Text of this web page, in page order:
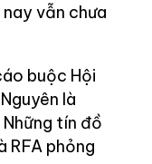
vẫn chưa
buộc Hội
là
tín đồ
RFA phỏng